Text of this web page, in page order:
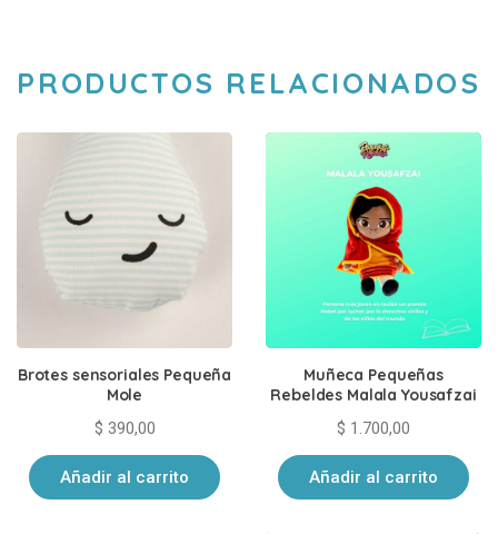
PRODUCTOS RELACIONADOS
Brotes sensoriales Pequeña
Mole
$ 390,00
Añadir al carrito
Muñeca Pequeñas
Rebeldes Malala Yousafzai
$ 1.700,00
Añadir al carrito